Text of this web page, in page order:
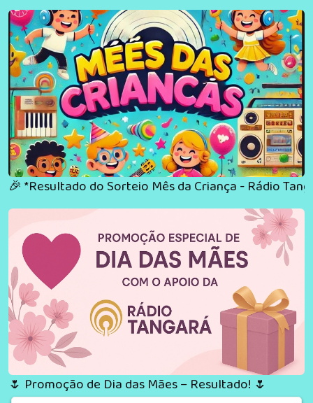
🎉 *Resultado do Sorteio Mês da Criança - Rádio
🌷 Promoção de Dia das Mães – Resultado! 🌷